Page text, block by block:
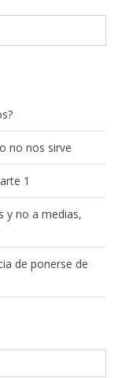
no nos sirve
1
y no a medias,
de ponerse de